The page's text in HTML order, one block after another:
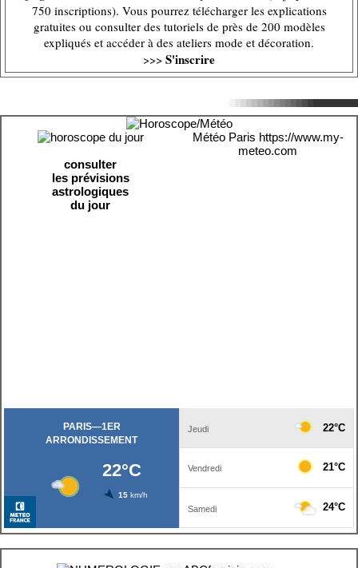
750 inscriptions). Vous pourrez télécharger les explications
gratuites ou consulter des tutoriels de près de 200 modèles
expliqués et accéder à des ateliers mode et décoration.
>>> S'inscrire
consulter
les prévisions
astrologiques
du jour
Météo Paris https://www.my-
meteo.com